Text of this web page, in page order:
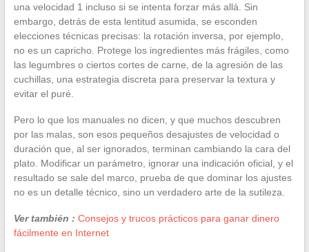
una velocidad 1 incluso si se intenta forzar más allá. Sin
embargo, detrás de esta lentitud asumida, se esconden
elecciones técnicas precisas: la rotación inversa, por ejemplo,
no es un capricho. Protege los ingredientes más frágiles, como
las legumbres o ciertos cortes de carne, de la agresión de las
cuchillas, una estrategia discreta para preservar la textura y
evitar el puré.
Pero lo que los manuales no dicen, y que muchos descubren
por las malas, son esos pequeños desajustes de velocidad o
duración que, al ser ignorados, terminan cambiando la cara del
plato. Modificar un parámetro, ignorar una indicación oficial, y el
resultado se sale del marco, prueba de que dominar los ajustes
no es un detalle técnico, sino un verdadero arte de la sutileza.
Ver también : Consejos y trucos prácticos para ganar dinero
fácilmente en Internet